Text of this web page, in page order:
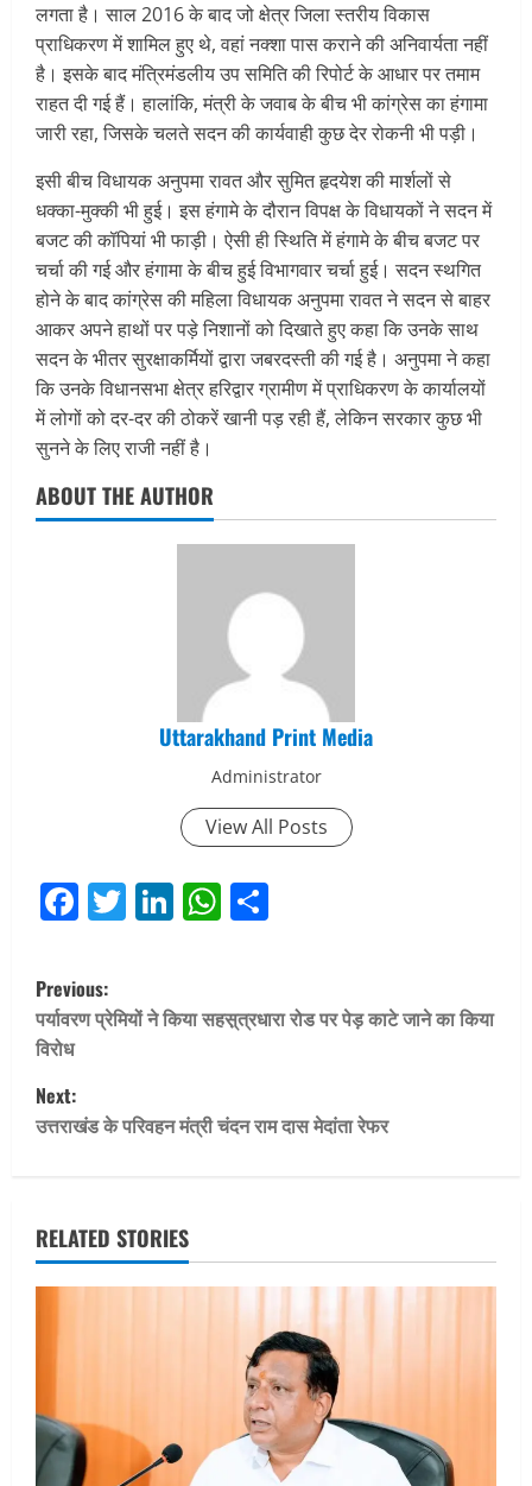
लगता है। साल 2016 के बाद जो क्षेत्र जिला स्तरीय विकास
प्राधिकरण में शामिल हुए थे, वहां नक्शा पास कराने की अनिवार्यता नहीं
है। इसके बाद मंत्रिमंडलीय उप समिति की रिपोर्ट के आधार पर तमाम
राहत दी गई हैं। हालांकि, मंत्री के जवाब के बीच भी कांग्रेस का हंगामा
जारी रहा, जिसके चलते सदन की कार्यवाही कुछ देर रोकनी भी पड़ी।
इसी बीच विधायक अनुपमा रावत और सुमित हृदयेश की मार्शलों से
धक्का-मुक्की भी हुई। इस हंगामे के दौरान विपक्ष के विधायकों ने सदन में
बजट की कॉपियां भी फाड़ी। ऐसी ही स्थिति में हंगामे के बीच बजट पर
चर्चा की गई और हंगामा के बीच हुई विभागवार चर्चा हुई। सदन स्थगित
होने के बाद कांग्रेस की महिला विधायक अनुपमा रावत ने सदन से बाहर
आकर अपने हाथों पर पड़े निशानों को दिखाते हुए कहा कि उनके साथ
सदन के भीतर सुरक्षाकर्मियों द्वारा जबरदस्ती की गई है। अनुपमा ने कहा
कि उनके विधानसभा क्षेत्र हरिद्वार ग्रामीण में प्राधिकरण के कार्यालयों
में लोगों को दर-दर की ठोकरें खानी पड़ रही हैं, लेकिन सरकार कुछ भी
सुनने के लिए राजी नहीं है।
ABOUT THE AUTHOR
Uttarakhand Print Media
Administrator
View All Posts
Facebook
Twitter
LinkedIn
WhatsApp
P
o
s
t
a
v
a
Previous:
पर्यावरण प्रेमियों ने किया सहस़्त्रधारा रोड पर पेड़ काटे जाने का किया
विरोध
Next:
उत्तराखंड के परिवहन मंत्री चंदन राम दास मेदांता रेफर
RELATED STORIES